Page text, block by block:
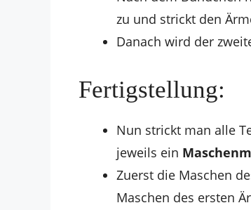
zu und strickt den
Danach wird der
Fertigstellung:
Nun strickt man alle
jeweils ein
Zuerst die Maschen
Maschen des ersten